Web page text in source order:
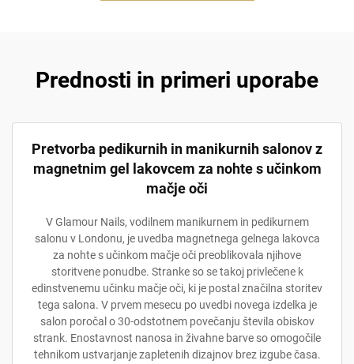
Prednosti in primeri uporabe
Pretvorba pedikurnih in manikurnih salonov z
magnetnim gel lakovcem za nohte s učinkom
mačje oči
V Glamour Nails, vodilnem manikurnem in pedikurnem
salonu v Londonu, je uvedba magnetnega gelnega lakovca
za nohte s učinkom mačje oči preoblikovala njihove
storitvene ponudbe. Stranke so se takoj privlečene k
edinstvenemu učinku mačje oči, ki je postal značilna storitev
tega salona. V prvem mesecu po uvedbi novega izdelka je
salon poročal o 30-odstotnem povečanju števila obiskov
strank. Enostavnost nanosa in živahne barve so omogočile
tehnikom ustvarjanje zapletenih dizajnov brez izgube časa.